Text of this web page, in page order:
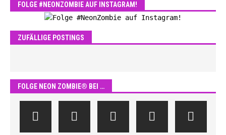
FOLGE #NEONZOMBIE AUF INSTAGRAM!
ZUFÄLLIGE POSTINGS
FOLGE NEON ZOMBIE® BEI …